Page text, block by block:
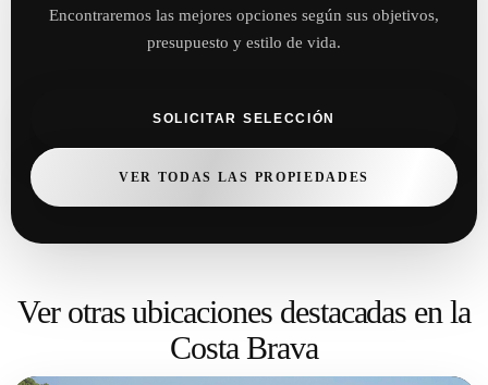
Encontraremos las mejores opciones según sus objetivos,
presupuesto y estilo de vida.
SOLICITAR SELECCIÓN
VER TODAS LAS PROPIEDADES
Ver otras ubicaciones destacadas en la
Costa Brava